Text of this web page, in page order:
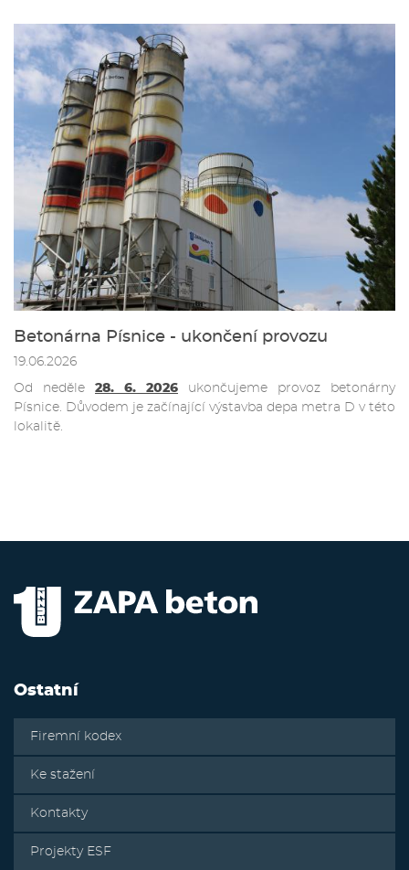
Betonárna Písnice - ukončení provozu
19.06.2026
Od neděle 28. 6. 2026 ukončujeme provoz betonárny
Písnice. Důvodem je začínající výstavba depa metra D v této
lokalitě.
Ostatní
Firemní kodex
Ke stažení
Kontakty
Projekty ESF